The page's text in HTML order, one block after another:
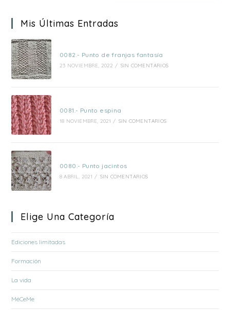
Mis Últimas Entradas
0082.- Punto de franjas fantasía
23 NOVIEMBRE, 2022 / SIN COMENTARIOS
0081.- Punto espina
18 NOVIEMBRE, 2021 / SIN COMENTARIOS
0080.- Punto jacintos
8 ABRIL, 2021 / SIN COMENTARIOS
Elige Una Categoría
Ediciones limitadas
Formación
La vida
MéCeMe